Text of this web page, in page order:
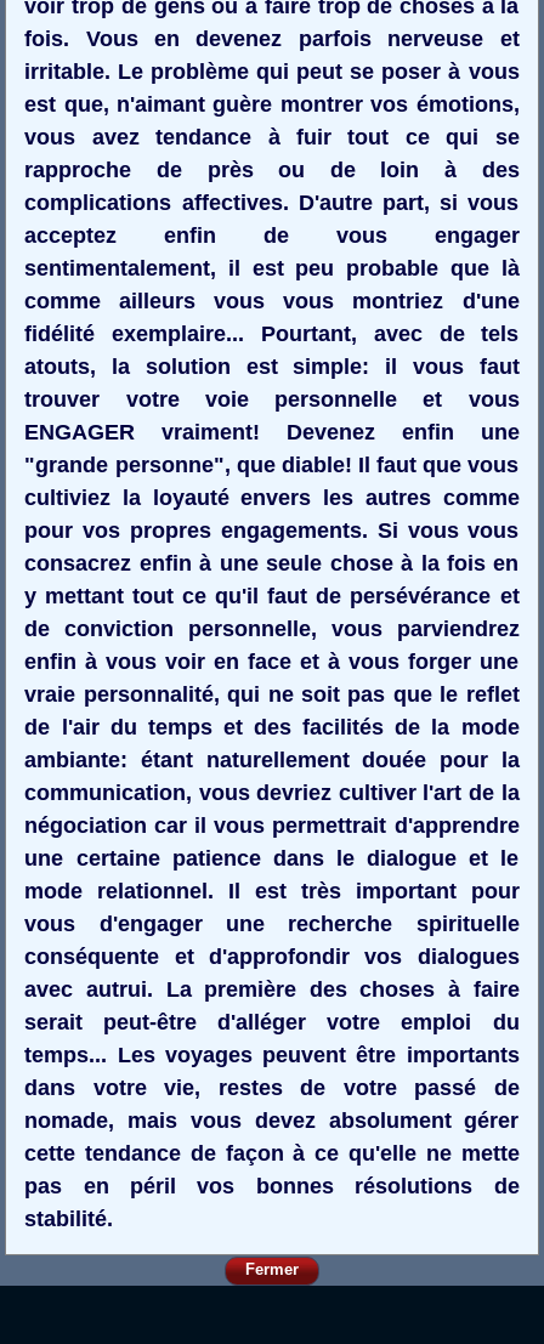
voir trop de gens ou à faire trop de choses à la
fois. Vous en devenez parfois nerveuse et
irritable. Le problème qui peut se poser à vous
est que, n'aimant guère montrer vos émotions,
vous avez tendance à fuir tout ce qui se
rapproche de près ou de loin à des
complications affectives. D'autre part, si vous
acceptez enfin de vous engager
sentimentalement, il est peu probable que là
comme ailleurs vous vous montriez d'une
fidélité exemplaire... Pourtant, avec de tels
atouts, la solution est simple: il vous faut
trouver votre voie personnelle et vous
ENGAGER vraiment! Devenez enfin une
"grande personne", que diable! Il faut que vous
cultiviez la loyauté envers les autres comme
pour vos propres engagements. Si vous vous
consacrez enfin à une seule chose à la fois en
y mettant tout ce qu'il faut de persévérance et
de conviction personnelle, vous parviendrez
enfin à vous voir en face et à vous forger une
vraie personnalité, qui ne soit pas que le reflet
de l'air du temps et des facilités de la mode
ambiante: étant naturellement douée pour la
communication, vous devriez cultiver l'art de la
négociation car il vous permettrait d'apprendre
une certaine patience dans le dialogue et le
mode relationnel. Il est très important pour
vous d'engager une recherche spirituelle
conséquente et d'approfondir vos dialogues
avec autrui. La première des choses à faire
serait peut-être d'alléger votre emploi du
temps... Les voyages peuvent être importants
dans votre vie, restes de votre passé de
nomade, mais vous devez absolument gérer
cette tendance de façon à ce qu'elle ne mette
pas en péril vos bonnes résolutions de
stabilité.